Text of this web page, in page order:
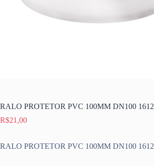
RALO PROTETOR PVC 100MM DN100 1612
R$21,00
RALO PROTETOR PVC 100MM DN100 1612